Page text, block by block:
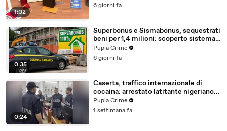
1:02
6 giorni fa
0:35
Superbonus e Sismabonus, sequestrati
beni per 1,4 milioni: scoperto sistema
con false abitazioni (29.07.26)
Pupia Crime
6 giorni fa
0:24
Caserta, traffico internazionale di
cocaina: arrestato latitante nigeriano
ricercato dal 2019 (28.07.26)
Pupia Crime
1 settimana fa